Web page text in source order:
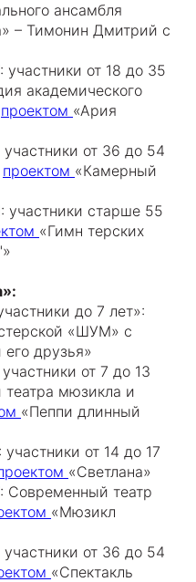
ансамбля
– Тимонин Дмитрий с
участники от 18 до 35
академического
проектом «Ария
от 36 до 54
проектом «Камерный
участники старше 55
«Гимн терских
до 7 лет»:
«ШУМ» с
его друзья»
от 7 до 13
мюзикла и
«Пеппи длинный
от 14 до 17
«Светлана»
Современный театр
«Мюзикл
от 36 до 54
«Спектакль